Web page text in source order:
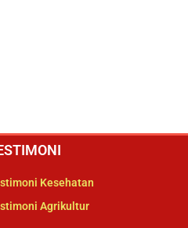
Kesehatan
Agrikultur